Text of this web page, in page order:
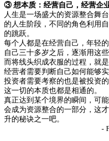
③ 想本质：经营自己，经营企
人生是一场盛大的资源整合舞
的人生阶段，不同的角色利用
的跳跃。
每个人都是在经营自己，年轻
自己三十多岁之后，逐渐用这
而将线头织成衣服的过程，就
经营者需要判断自己如何能够
投资者需要考察的也是被投资
这一切的本质也都是相通的。
真正达到某个境界的瞬间，可
会成为资源整合的一部分，这
升的秘诀之一吧。
-